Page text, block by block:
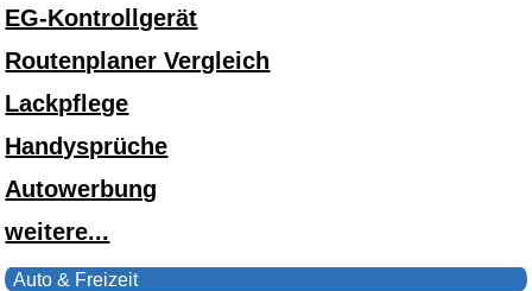
EG-Kontrollgerät
Routenplaner Vergleich
Lackpflege
Handysprüche
Autowerbung
weitere...
Auto & Freizeit